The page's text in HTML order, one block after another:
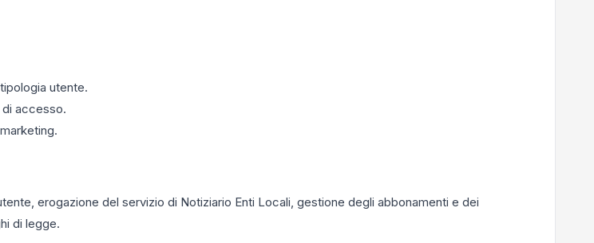
utente.
di accesso.
erogazione del servizio di Notiziario Enti Locali, gestione degli abbonamenti e dei
di legge.